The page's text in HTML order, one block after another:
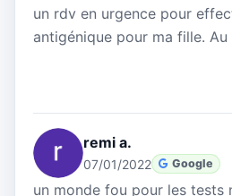
un rdv en urgence pour
antigénique pour ma fille.
remi a.
07/01/2022 Google
un monde fou pour les tests